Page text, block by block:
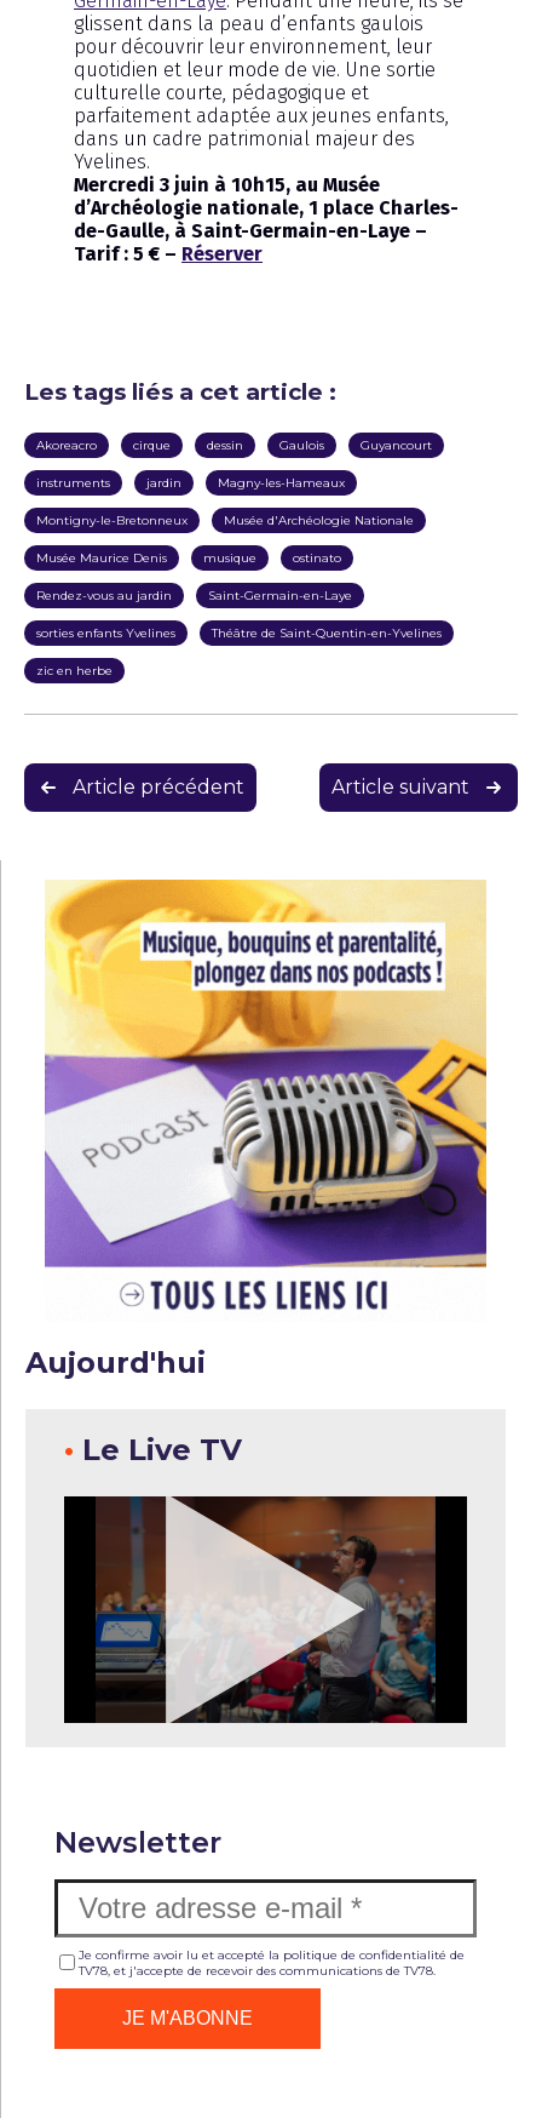
glissent dans la peau d’enfants gaulois
pour découvrir leur environnement, leur
quotidien et leur mode de vie. Une sortie
culturelle courte, pédagogique et
parfaitement adaptée aux jeunes enfants,
dans un cadre patrimonial majeur des
Yvelines.
Mercredi 3 juin à 10h15, au Musée
d’Archéologie nationale, 1 place Charles-
de-Gaulle, à Saint-Germain-en-Laye –
Tarif : 5 € – Réserver
Les tags liés a cet article :
Akoreacro cirque dessin Gaulois Guyancourt
instruments jardin Magny-les-Hameaux
Montigny-le-Bretonneux Musée d'Archéologie Nationale
Musée Maurice Denis musique ostinato
Rendez-vous au jardin Saint-Germain-en-Laye
sorties enfants Yvelines Théâtre de Saint-Quentin-en-Yvelines
zic en herbe
Article précédent Article suivant
Aujourd'hui
• Le Live TV
Newsletter
Je confirme avoir lu et accepté la politique de confidentialité de
TV78, et j'accepte de recevoir des communications de TV78.